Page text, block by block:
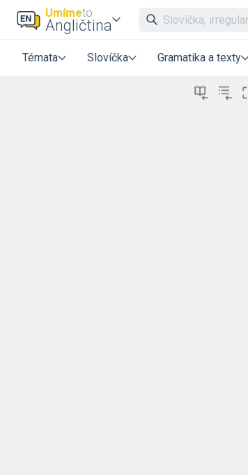
Umímeto
Angličtina
Témata Slovíčka Gramatika a texty